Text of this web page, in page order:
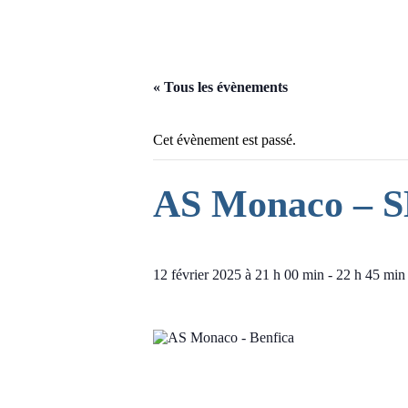
« Tous les évènements
Cet évènement est passé.
AS Monaco –
12 février 2025 à 21 h 00 min - 22 h 45 min